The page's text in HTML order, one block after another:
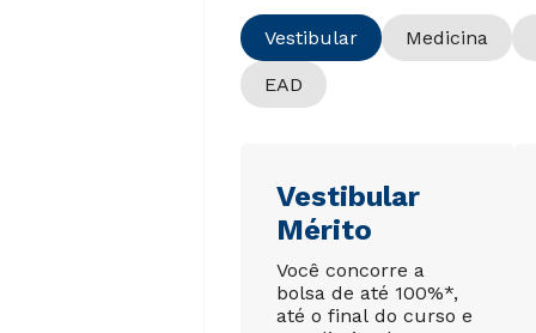
Vestibular Medicina
EAD
Vestibular
Mérito
Você concorre a
bolsa de até 100%*,
até o final do curso e